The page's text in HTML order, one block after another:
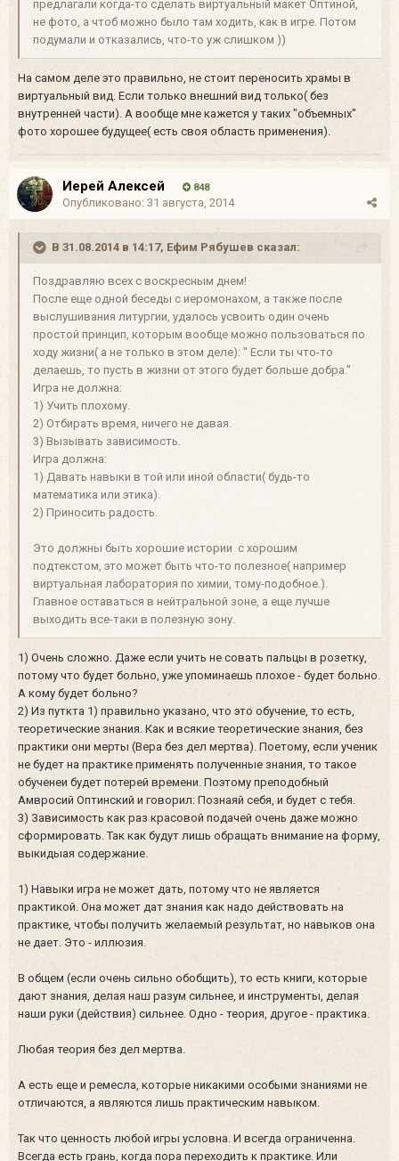
предлагали когда-то сделать виртуальный макет Оптиной,
не фото, а чтоб можно было там ходить, как в игре. Потом
подумали и отказались, что-то уж слишком ))
На самом деле это правильно, не стоит переносить храмы в
виртуальный вид. Если только внешний вид только( без
внутренней части). А вообще мне кажется у таких "объемных"
фото хорошее будущее( есть своя область применения).
Иерей Алексей 848
Опубликовано: 31 августа, 2014
В 31.08.2014 в 14:17, Ефим Рябушев сказал:
Поздравляю всех с воскресным днем!
После еще одной беседы с иеромонахом, а также после
выслушивания литургии, удалось усвоить один очень
простой принцип, которым вообще можно пользоваться по
ходу жизни( а не только в этом деле): " Если ты что-то
делаешь, то пусть в жизни от этого будет больше добра."
Игра не должна:
1) Учить плохому.
2) Отбирать время, ничего не давая.
3) Вызывать зависимость.
Игра должна:
1) Давать навыки в той или иной области( будь-то
математика или этика).
2) Приносить радость.
Это должны быть хорошие истории с хорошим
подтекстом, это может быть что-то полезное( например
виртуальная лаборатория по химии, тому-подобное.).
Главное оставаться в нейтральной зоне, а еще лучше
выходить все-таки в полезную зону.
1) Очень сложно. Даже если учить не совать пальцы в розетку,
потому что будет больно, уже упоминаешь плохое - будет больно.
А кому будет больно?
2) Из путкта 1) правильно указано, что это обучение, то есть,
теоретические знания. Как и всякие теоретические знания, без
практики они мерты (Вера без дел мертва). Поетому, если ученик
не будет на практике применять полученные знания, то такое
обученеи будет потерей времени. Поэтому преподобный
Амвросий Оптинский и говорил: Познаяй себя, и будет с тебя.
3) Зависимость как раз красовой подачей очень даже можно
сформировать. Так как будут лишь обращать внимание на форму,
выкидыая содержание.
1) Навыки игра не может дать, потому что не является
практикой. Она может дат знания как надо действовать на
практике, чтобы получить желаемый результат, но навыков она
не дает. Это - иллюзия.
В общем (если очень сильно обобщить), то есть книги, которые
дают знания, делая наш разум сильнее, и инструменты, делая
наши руки (действия) сильнее. Одно - теория, другое - практика.
Любая теория без дел мертва.
А есть еще и ремесла, которые никакими особыми знаниями не
отличаются, а являются лишь практическим навыком.
Так что ценность любой игры условна. И всегда ограниченна.
Всегда есть грань, когда пора переходить к практике. Или